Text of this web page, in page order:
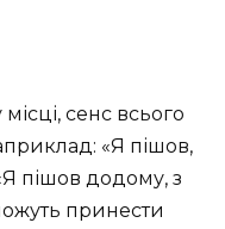
сенс всього
«Я пішов,
пішов додому, з
принести